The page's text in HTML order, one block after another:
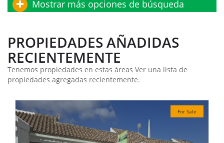
Mostrar más opciones de búsqueda
PROPIEDADES AÑADIDAS
RECIENTEMENTE
Tenemos propiedades en estas áreas Ver una lista de
propiedades agregadas recientemente.
For Sale